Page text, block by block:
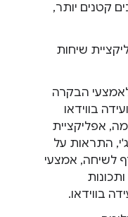
קטנים יותר,
שיחות
הבקרה
בווידאו
אפליקציית
התראות על
לשיחה, אמצעי
בווידאו.